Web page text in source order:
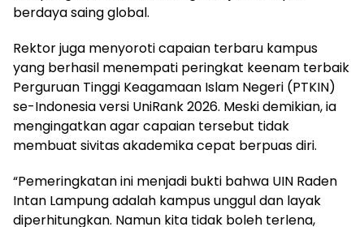
berdaya saing global.
Rektor juga menyoroti capaian terbaru kampus
yang berhasil menempati peringkat keenam terbaik
Perguruan Tinggi Keagamaan Islam Negeri (PTKIN)
se-Indonesia versi UniRank 2026. Meski demikian, ia
mengingatkan agar capaian tersebut tidak
membuat sivitas akademika cepat berpuas diri.
“Pemeringkatan ini menjadi bukti bahwa UIN Raden
Intan Lampung adalah kampus unggul dan layak
diperhitungkan. Namun kita tidak boleh terlena,